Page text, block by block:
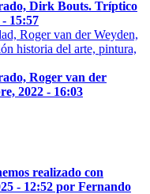
Dirk Bouts. Tríptico
15:57
Roger van der
2022 - 16:03
realizado con
- 12:52 por Fernando